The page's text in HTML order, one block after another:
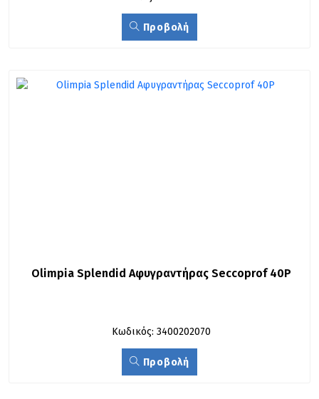
Προβολή
Olimpia Splendid Αφυγραντήρας Seccoprof 40P
Κωδικός: 3400202070
Προβολή